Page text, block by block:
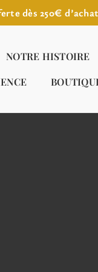
dès 250€ d’achat
NOTRE HISTOIRE